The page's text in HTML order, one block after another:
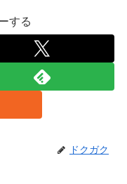
する
ドクガク